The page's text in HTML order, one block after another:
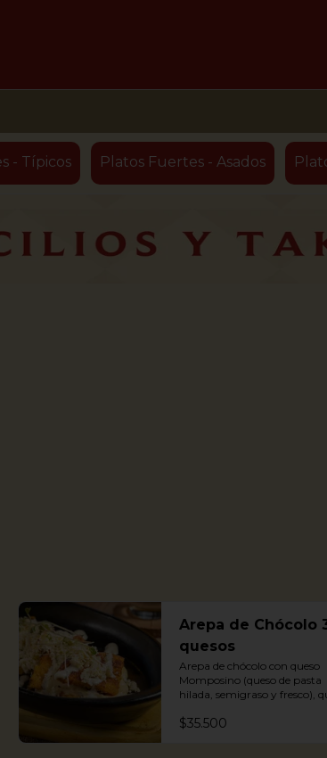
- Típicos Platos Fuertes - Asados
Arepa de Chócolo
quesos
Arepa de chócolo con queso
Momposino (queso de pasta
hilada, semigraso y fresco),
$35.500